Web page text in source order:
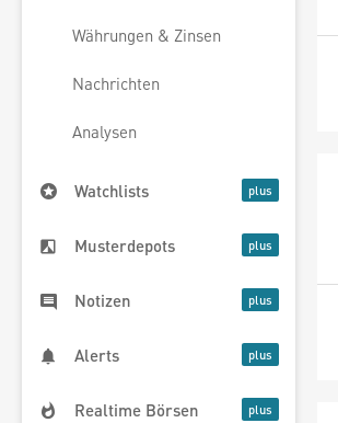
Währungen & Zinsen
Nachrichten
Analysen
Watchlists
Musterdepots
Notizen
Alerts
Realtime Börsen